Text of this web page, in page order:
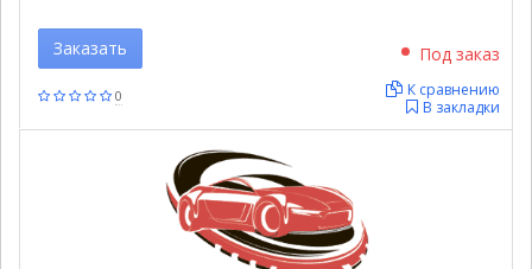
0
Под заказ
В закладки
К сравнению
Заказать